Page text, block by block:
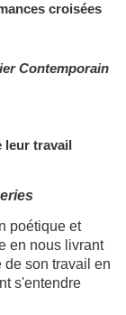
croisées
Contemporain
leur travail
poétique et
en nous livrant
de son travail en
s'entendre